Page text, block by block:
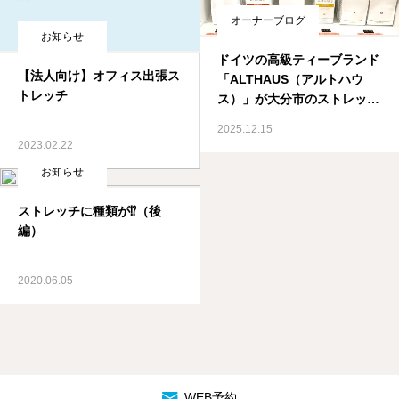
お知らせ
【法人向け】オフィス出張ス
トレッチ
2023.02.22
オーナーブログ
ドイツの高級ティーブランド
「ALTHAUS（アルトハウ
ス）」が大分市のストレッチ
2025.12.15
お知らせ
ストレッチに種類が⁉（後
編）
2020.06.05